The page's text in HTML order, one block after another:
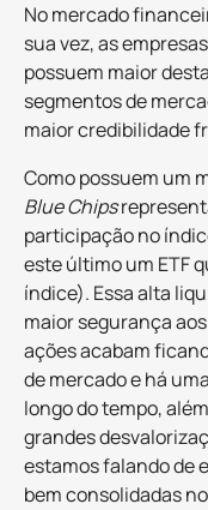
No mercado
sua vez, as
possuem maior
segmentos de
maior credibilidade
Como possuem um
Blue Chips
participação no
este último um ETF
índice). Essa alta
maior segurança
ações acabam
de mercado e há
longo do tempo,
grandes
estamos falando de
bem consolidadas